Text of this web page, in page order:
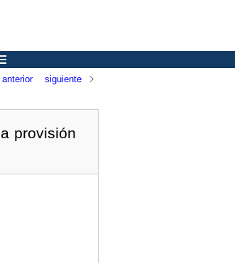
anterior siguiente
provisión